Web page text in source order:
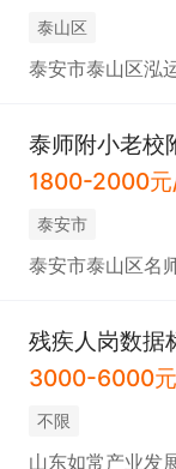
泰山区
泰安市泰山区泓
泰师附小老校
1800-2000元
泰安市
泰安市泰山区名
残疾人岗数据
3000-6000
不限
山东如常产业发